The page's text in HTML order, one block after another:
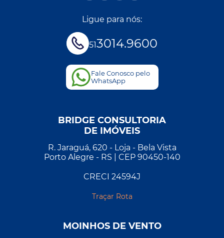
Ligue para nós:
513014.9600
Fale Conosco pelo
WhatsApp
BRIDGE CONSULTORIA
DE IMÓVEIS
R. Jaraguá, 620 - Loja - Bela Vista
Porto Alegre - RS | CEP 90450-140
CRECI 24594J
Traçar Rota
MOINHOS DE VENTO